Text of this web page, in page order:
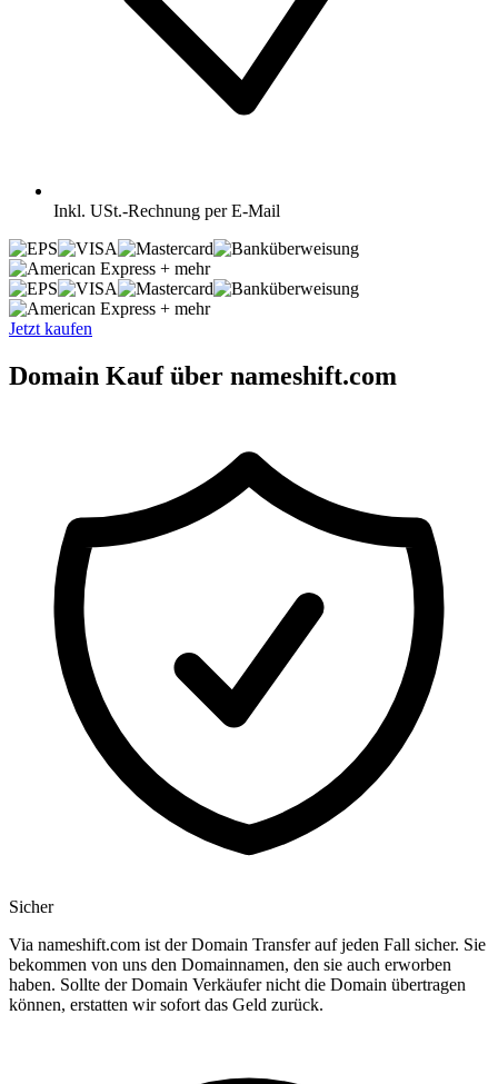
Inkl. USt.-Rechnung per E-Mail
+ mehr
+ mehr
Jetzt kaufen
Domain Kauf über nameshift.com
Sicher
Via nameshift.com ist der Domain Transfer auf jeden Fall sicher. Sie
bekommen von uns den Domainnamen, den sie auch erworben
haben. Sollte der Domain Verkäufer nicht die Domain übertragen
können, erstatten wir sofort das Geld zurück.